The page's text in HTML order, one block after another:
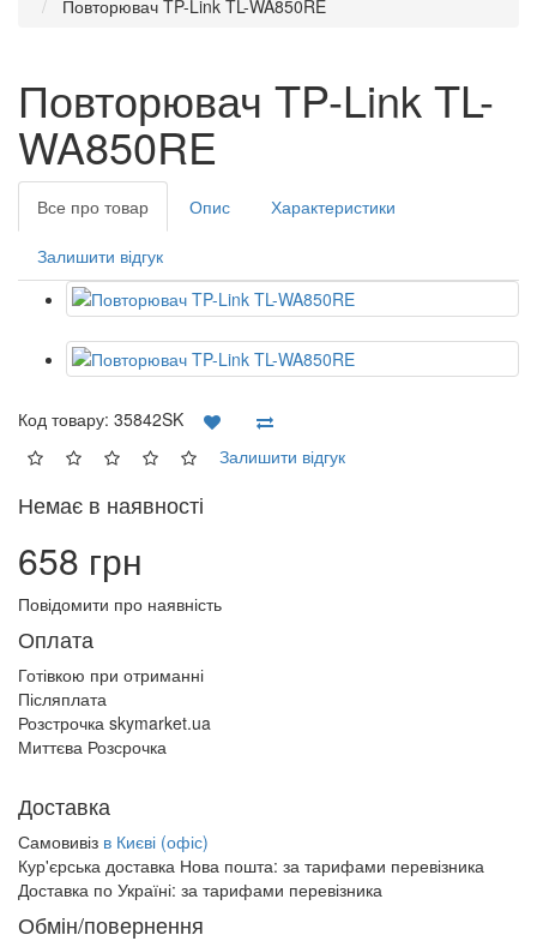
Повторювач TP-Link TL-WA850RE
Повторювач TP-Link TL-
WA850RE
Все про товар Опис Характеристики
Залишити відгук
Код товару: 35842SK
Залишити відгук
Немає в наявності
658 грн
Повідомити про наявність
Оплата
Готівкою при отриманні
Післяплата
Розстрочка skymarket.ua
Миттєва Розсрочка
Доставка
Самовивіз в Києві (офіс)
Кур'єрська доставка Нова пошта: за тарифами перевізника
Доставка по Україні: за тарифами перевізника
Обмін/повернення